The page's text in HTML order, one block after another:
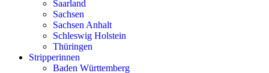
Saarland
Sachsen
Sachsen Anhalt
Schleswig Holstein
Thüringen
Stripperinnen
Baden Württemberg